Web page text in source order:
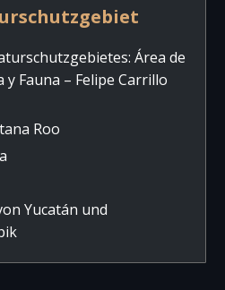
Área de
y Fauna – Felipe Carrillo
Roo
Yucatán und